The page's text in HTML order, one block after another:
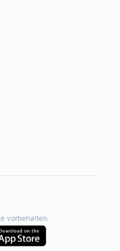
vorbehalten.